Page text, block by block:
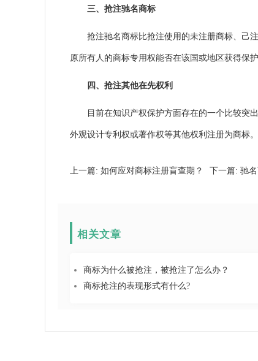
三、抢注驰名商标
抢注驰名商标比抢注使用的未注册商标、己注
原所有人的商标专用权能否在该国或地区获得保
四、抢注其他在先权利
目前在知识产权保护方面存在的一个比较突出
外观设计专利权或著作权等其他权利注册为商标。
上一篇: 如何应对商标注册盲查期？ 下一篇: 驰
相关文章
商标为什么被抢注，被抢注了怎么办？
商标抢注的表现形式有什么?